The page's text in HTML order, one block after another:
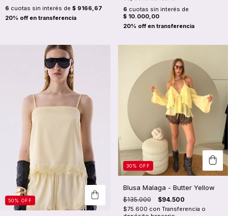
6 cuotas sin interés de $ 9166,67
6 cuotas sin interés de
$ 10.000,00
50% OFF
30% OFF
Blusa Malaga - Butter Yellow
$135.000 $94.500
$75.600 con Transferencia o